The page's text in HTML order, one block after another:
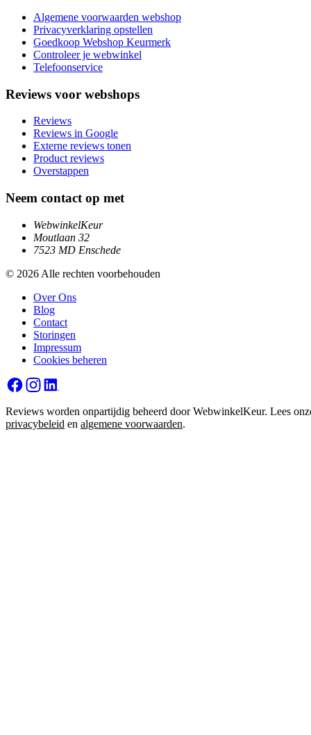
Algemene voorwaarden webshop
Privacyverklaring opstellen
Goedkoop Webshop Keurmerk
Controleer je webwinkel
Telefoonservice
Reviews voor webshops
Reviews
Reviews in Google
Externe reviews tonen
Product reviews
Overstappen
Neem contact op met
WebwinkelKeur
Moutlaan 32
7523 MD Enschede
© 2026 Alle rechten voorbehouden
Over Ons
Blog
Contact
Storingen
Impressum
Cookies beheren
Reviews worden onpartijdig beheerd door WebwinkelKeur. Lees
privacybeleid en algemene voorwaarden.